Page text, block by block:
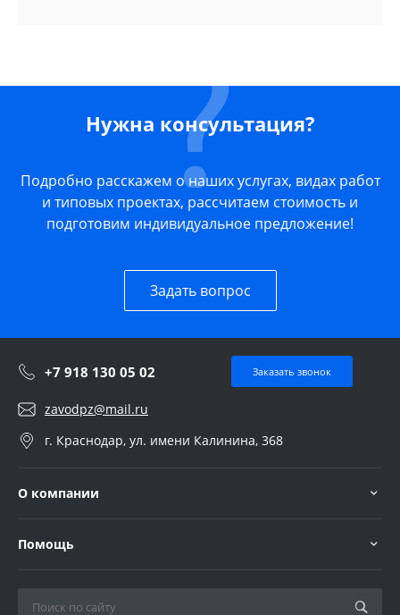
Нужна консультация?
Подробно расскажем о наших услугах, видах работ
и типовых проектах, рассчитаем стоимость и
подготовим индивидуальное предложение!
Задать вопрос
+7 918 130 05 02 Заказать звонок
zavodpz@mail.ru
г. Краснодар, ул. имени Калинина, 368
О компании
Помощь